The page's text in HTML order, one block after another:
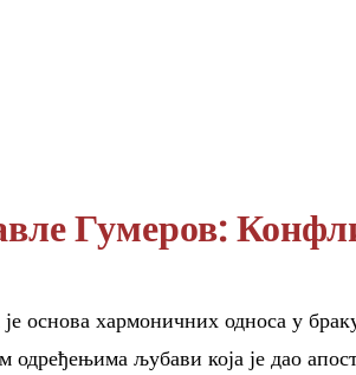
Гумеров:
основа хармоничних односа у
љубави која је дао